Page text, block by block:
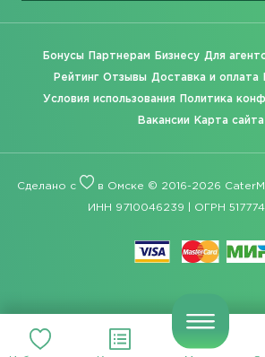
Бонусы Партнерам Бизнесу Для
Рейтинг Отзывы Доставка и оплата
Условия использования Политика
Вакансии Карта сайта
Сделано с в Омске © 2016-2026
ИНН 9710046239 | ОГРН